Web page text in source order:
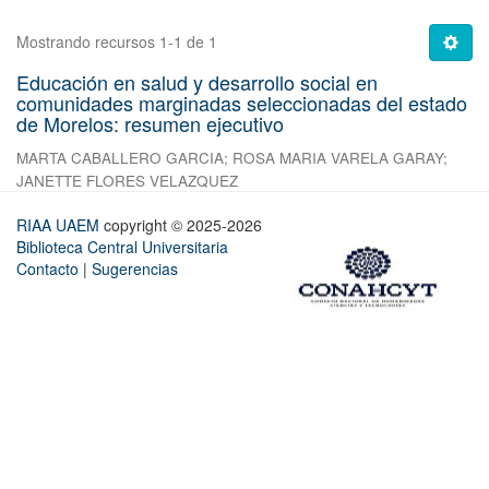
Mostrando recursos 1-1 de 1
Educación en salud y desarrollo social en
comunidades marginadas seleccionadas del estado
de Morelos: resumen ejecutivo
MARTA CABALLERO GARCIA; ROSA MARIA VARELA GARAY;
JANETTE FLORES VELAZQUEZ
RIAA UAEM copyright © 2025-2026
Biblioteca Central Universitaria
Contacto | Sugerencias